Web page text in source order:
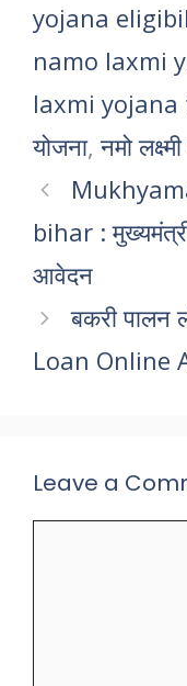
yojana
namo laxmi
laxmi yojana
योजना,नमो
bihar : मुख्यमंत्री
आवेदन
बकरी
Loan Online
Leave a